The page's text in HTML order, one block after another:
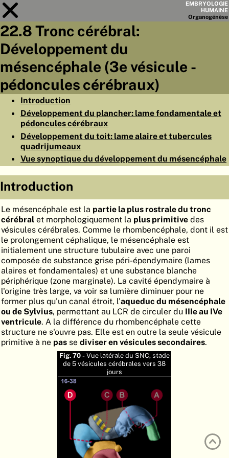
EMBRYOLOGIE
HUMAINE
Organogénèse
LISTE DES CHAPITRES
OBJECTIFS
◀PAGES▶
EMBRYOGÉNÈSE
ORGANOGÉNÈSE
ATLASEMBRYOLOGY
RECHERCHER
AIDE
DE
EN
22.8 Tronc cérébral:
Développement du
mésencéphale (3e vésicule -
pédoncules cérébraux)
Introduction
Développement du plancher: lame fondamentale et
pédoncules cérébraux
Développement du toit: lame alaire et tubercules
quadrijumeaux
Vue synoptique du développement du mésencéphale
Introduction
Le mésencéphale est la partie la plus rostrale du tronc
cérébral et morphologiquement la plus primitive des
vésicules cérébrales. Comme le rhombencéphale, dont il est
le prolongement céphalique, le mésencéphale est
initialement une structure tubulaire avec une paroi
composée de substance grise péri-épendymaire (lames
alaires et fondamentales) et une substance blanche
périphérique (zone marginale). La cavité épendymaire à
l'origine très large, va voir sa lumière diminuer pour ne
former plus qu'un canal étroit, l'aqueduc du mésencéphale
ou de Sylvius, permettant au LCR de circuler du IIIe au IVe
ventricule. A la différence du rhombencéphale cette
structure ne s'ouvre pas. Elle est en outre la seule vésicule
primitive à ne pas se diviser en vésicules secondaires.
Fig. 70 -Vue latérale du SNC, stade
de 5 vésicules cérébrales vers 38
jours